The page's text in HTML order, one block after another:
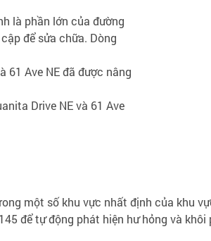
là phần lớn của đường
để sửa chữa. Dòng
61 Ave NE đã được nâng
Drive NE và 61 Ave
một số khu vực nhất định của khu
để tự động phát hiện hư hỏng và